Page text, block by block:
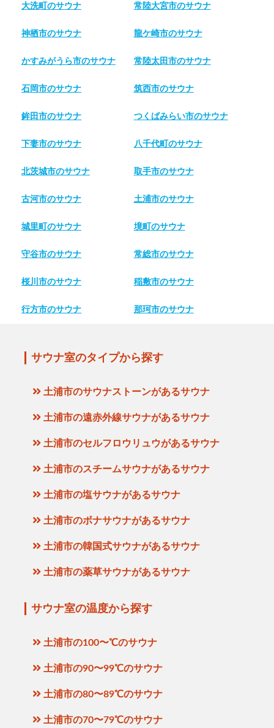
大洗町のサウナ 常陸大宮市のサウナ
神栖市のサウナ 龍ケ崎市のサウナ
かすみがうら市のサウナ 常陸太田市のサウナ
石岡市のサウナ 筑西市のサウナ
鉾田市のサウナ つくばみらい市のサウナ
下妻市のサウナ 八千代町のサウナ
北茨城市のサウナ 取手市のサウナ
古河市のサウナ 土浦市のサウナ
城里町のサウナ 境町のサウナ
守谷市のサウナ 常総市のサウナ
桜川市のサウナ 稲敷市のサウナ
行方市のサウナ 那珂市のサウナ
サウナ室のタイプから探す
土浦市のサウナストーンがあるサウナ
土浦市の遠赤外線サウナがあるサウナ
土浦市のセルフロウリュウがあるサウナ
土浦市のスチームサウナがあるサウナ
土浦市の塩サウナがあるサウナ
土浦市のボナサウナがあるサウナ
土浦市の韓国式サウナがあるサウナ
土浦市の薬草サウナがあるサウナ
サウナ室の温度から探す
土浦市の100〜℃のサウナ
土浦市の90〜99℃のサウナ
土浦市の80〜89℃のサウナ
土浦市の70〜79℃のサウナ